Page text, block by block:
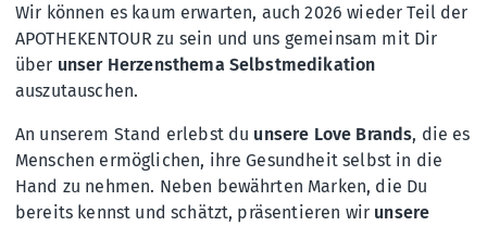
Wir können es kaum erwarten, auch 2026 wieder Teil der
APOTHEKENTOUR zu sein und uns gemeinsam mit Dir
über unser Herzensthema Selbstmedikation
auszutauschen.
An unserem Stand erlebst du unsere Love Brands, die es
Menschen ermöglichen, ihre Gesundheit selbst in die
Hand zu nehmen. Neben bewährten Marken, die Du
bereits kennst und schätzt, präsentieren wir unsere